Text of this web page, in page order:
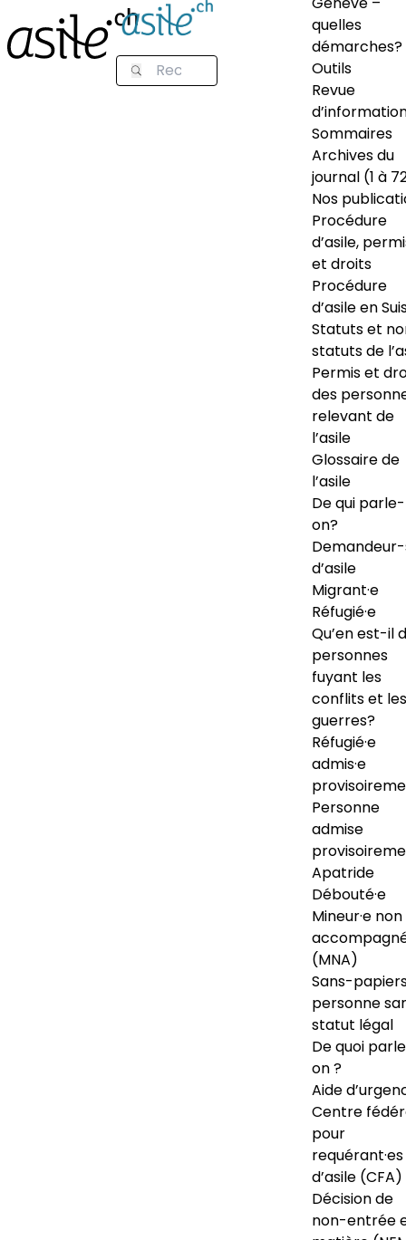
quelles
démarches?
Outils
Revue
Sommaires
Archives du
journal (1 à
Nos
Procédure
d’asile,
et droits
Procédure
d’asile en
Statuts et
statuts de
Permis et
des
relevant de
l’asile
Glossaire de
l’asile
De qui
on?
d’asile
Migrant·e
Réfugié·e
Qu’en est-il
personnes
fuyant les
conflits et les
guerres?
Réfugié·e
admis·e
Personne
admise
Apatride
Débouté·e
Mineur·e non
(MNA)
Sans-
personne
statut légal
De quoi
on ?
Aide
Centre
pour
requérant·es
d’asile (CFA)
Décision de
non-entrée